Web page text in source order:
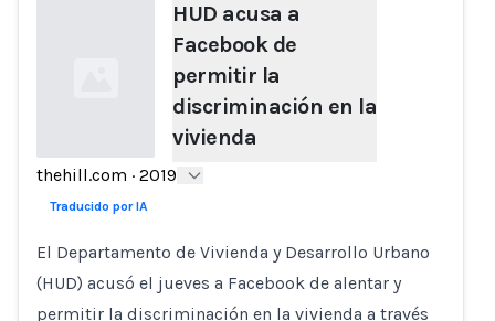
Loading...
HUD acusa a
Facebook de
permitir la
discriminación en la
vivienda
thehill.com · 2019
Traducido por IA
El Departamento de Vivienda y Desarrollo Urbano
(HUD) acusó el jueves a Facebook de alentar y
permitir la discriminación en la vivienda a través